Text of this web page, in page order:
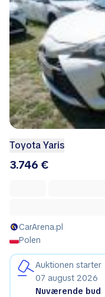
Toyota Yaris
3.746 €
CarArena.pl
Polen
Auktionen starter
07 august 2026
Nuværende bud